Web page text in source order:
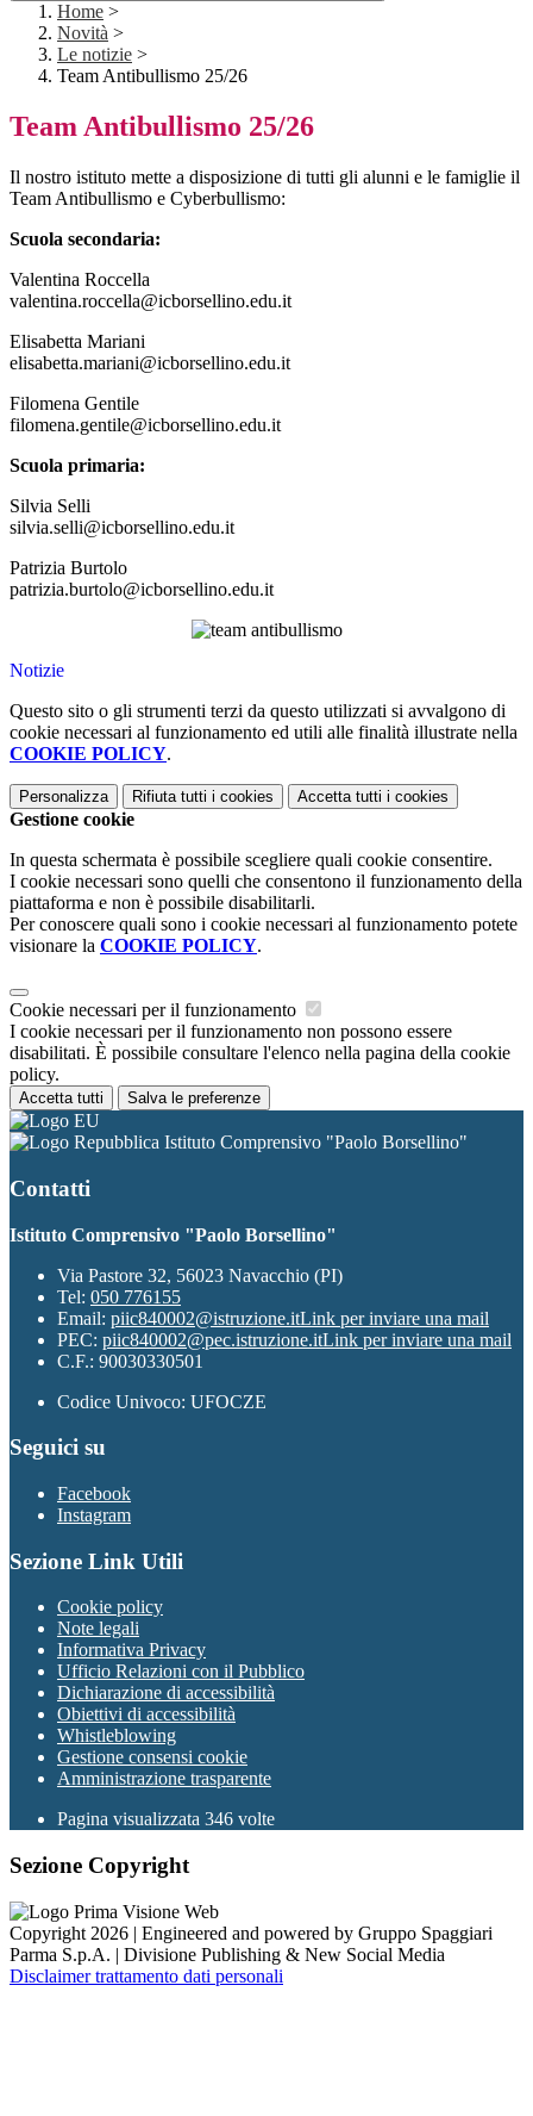
Home >
Novità >
Le notizie >
Team Antibullismo 25/26
Team Antibullismo 25/26
Il nostro istituto mette a disposizione di tutti gli alunni e le famiglie il
Team Antibullismo e Cyberbullismo:
Scuola secondaria:
Valentina Roccella
valentina.roccella@icborsellino.edu.it
Elisabetta Mariani
elisabetta.mariani@icborsellino.edu.it
Filomena Gentile
filomena.gentile@icborsellino.edu.it
Scuola primaria:
Silvia Selli
silvia.selli@icborsellino.edu.it
Patrizia Burtolo
patrizia.burtolo@icborsellino.edu.it
Notizie
Questo sito o gli strumenti terzi da questo utilizzati si avvalgono di
cookie necessari al funzionamento ed utili alle finalità illustrate nella
COOKIE POLICY.
Personalizza Rifiuta tutti i cookies Accetta tutti i cookies
Gestione cookie
In questa schermata è possibile scegliere quali cookie consentire.
I cookie necessari sono quelli che consentono il funzionamento della
piattaforma e non è possibile disabilitarli.
Per conoscere quali sono i cookie necessari al funzionamento potete
visionare la COOKIE POLICY.
Cookie necessari per il funzionamento
I cookie necessari per il funzionamento non possono essere
disabilitati. È possibile consultare l'elenco nella pagina della cookie
policy.
Accetta tutti Salva le preferenze
Istituto Comprensivo "Paolo Borsellino"
Contatti
Istituto Comprensivo "Paolo Borsellino"
Via Pastore 32, 56023 Navacchio (PI)
Tel: 050 776155
Email: piic840002@istruzione.itLink per inviare una mail
PEC: piic840002@pec.istruzione.itLink per inviare una mail
C.F.: 90030330501
Codice Univoco: UFOCZE
Seguici su
Facebook
Instagram
Sezione Link Utili
Cookie policy
Note legali
Informativa Privacy
Ufficio Relazioni con il Pubblico
Dichiarazione di accessibilità
Obiettivi di accessibilità
Whistleblowing
Gestione consensi cookie
Amministrazione trasparente
Pagina visualizzata 346 volte
Sezione Copyright
Copyright 2026 | Engineered and powered by Gruppo Spaggiari
Parma S.p.A. | Divisione Publishing & New Social Media
Disclaimer trattamento dati personali